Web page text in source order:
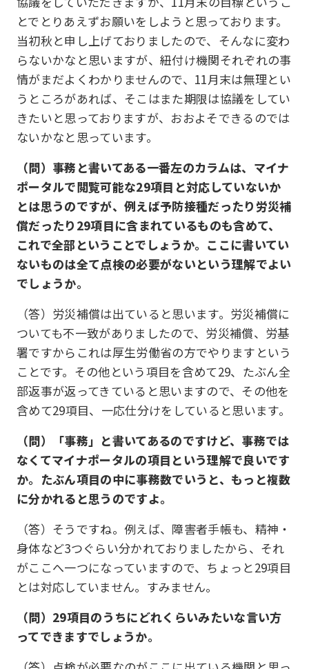
とでとりあえずお願いをしようと思っております。
当初秋と申し上げておりましたので、そんなに変わ
らないかなと思いますが、紐付け機関それぞれの事
情がまだよくわかりませんので、11月末は無理とい
うところがあれば、そこはまた期限は協議をしてい
きたいと思っておりますが、おおよそできるのでは
ないかなと思っています。
（問）事務と書いてある一番左のカラムは、マイナ
ポータルで閲覧可能な29項目と対応していないか
とは思うのですが、例えば予防接種だったり労災補
償だったり29項目に含まれているものも含めて、
これで全部ということでしょうか。ここに書いてい
ないものは全て点検の必要がないという理解でよい
でしょうか。
（答）労災補償は出ていると思います。労災補償に
ついても不一致がありましたので、労災補償、労基
署ですからこれは厚生労働省の方でやりますという
ことです。その他という項目を含めて29、たぶん全
部返事が返ってきていると思いますので、その他を
含めて29項目、一応仕分けをしていると思います。
（問）「事務」と書いてあるのですけど、事務では
なくてマイナポータルの項目という理解で良いです
か。たぶん項目の中に事務数でいうと、もっと複数
に分かれると思うのですよ。
（答）そうですね。例えば、障害者手帳も、精神・
身体など3つぐらい分かれておりましたから、それ
がここへ一つになっていますので、ちょっと29項目
とは対応していません。すみません。
（問）29項目のうちにどれくらいみたいな言い方
ってできますでしょうか。